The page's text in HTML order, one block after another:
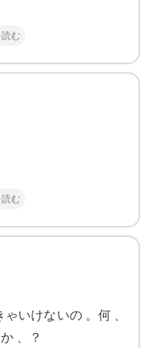
む
む
いけないの 。何 、
、？